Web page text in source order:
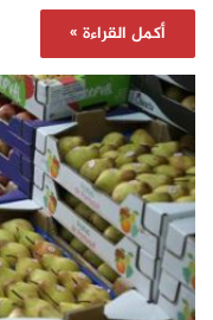
أكمل القراءة »